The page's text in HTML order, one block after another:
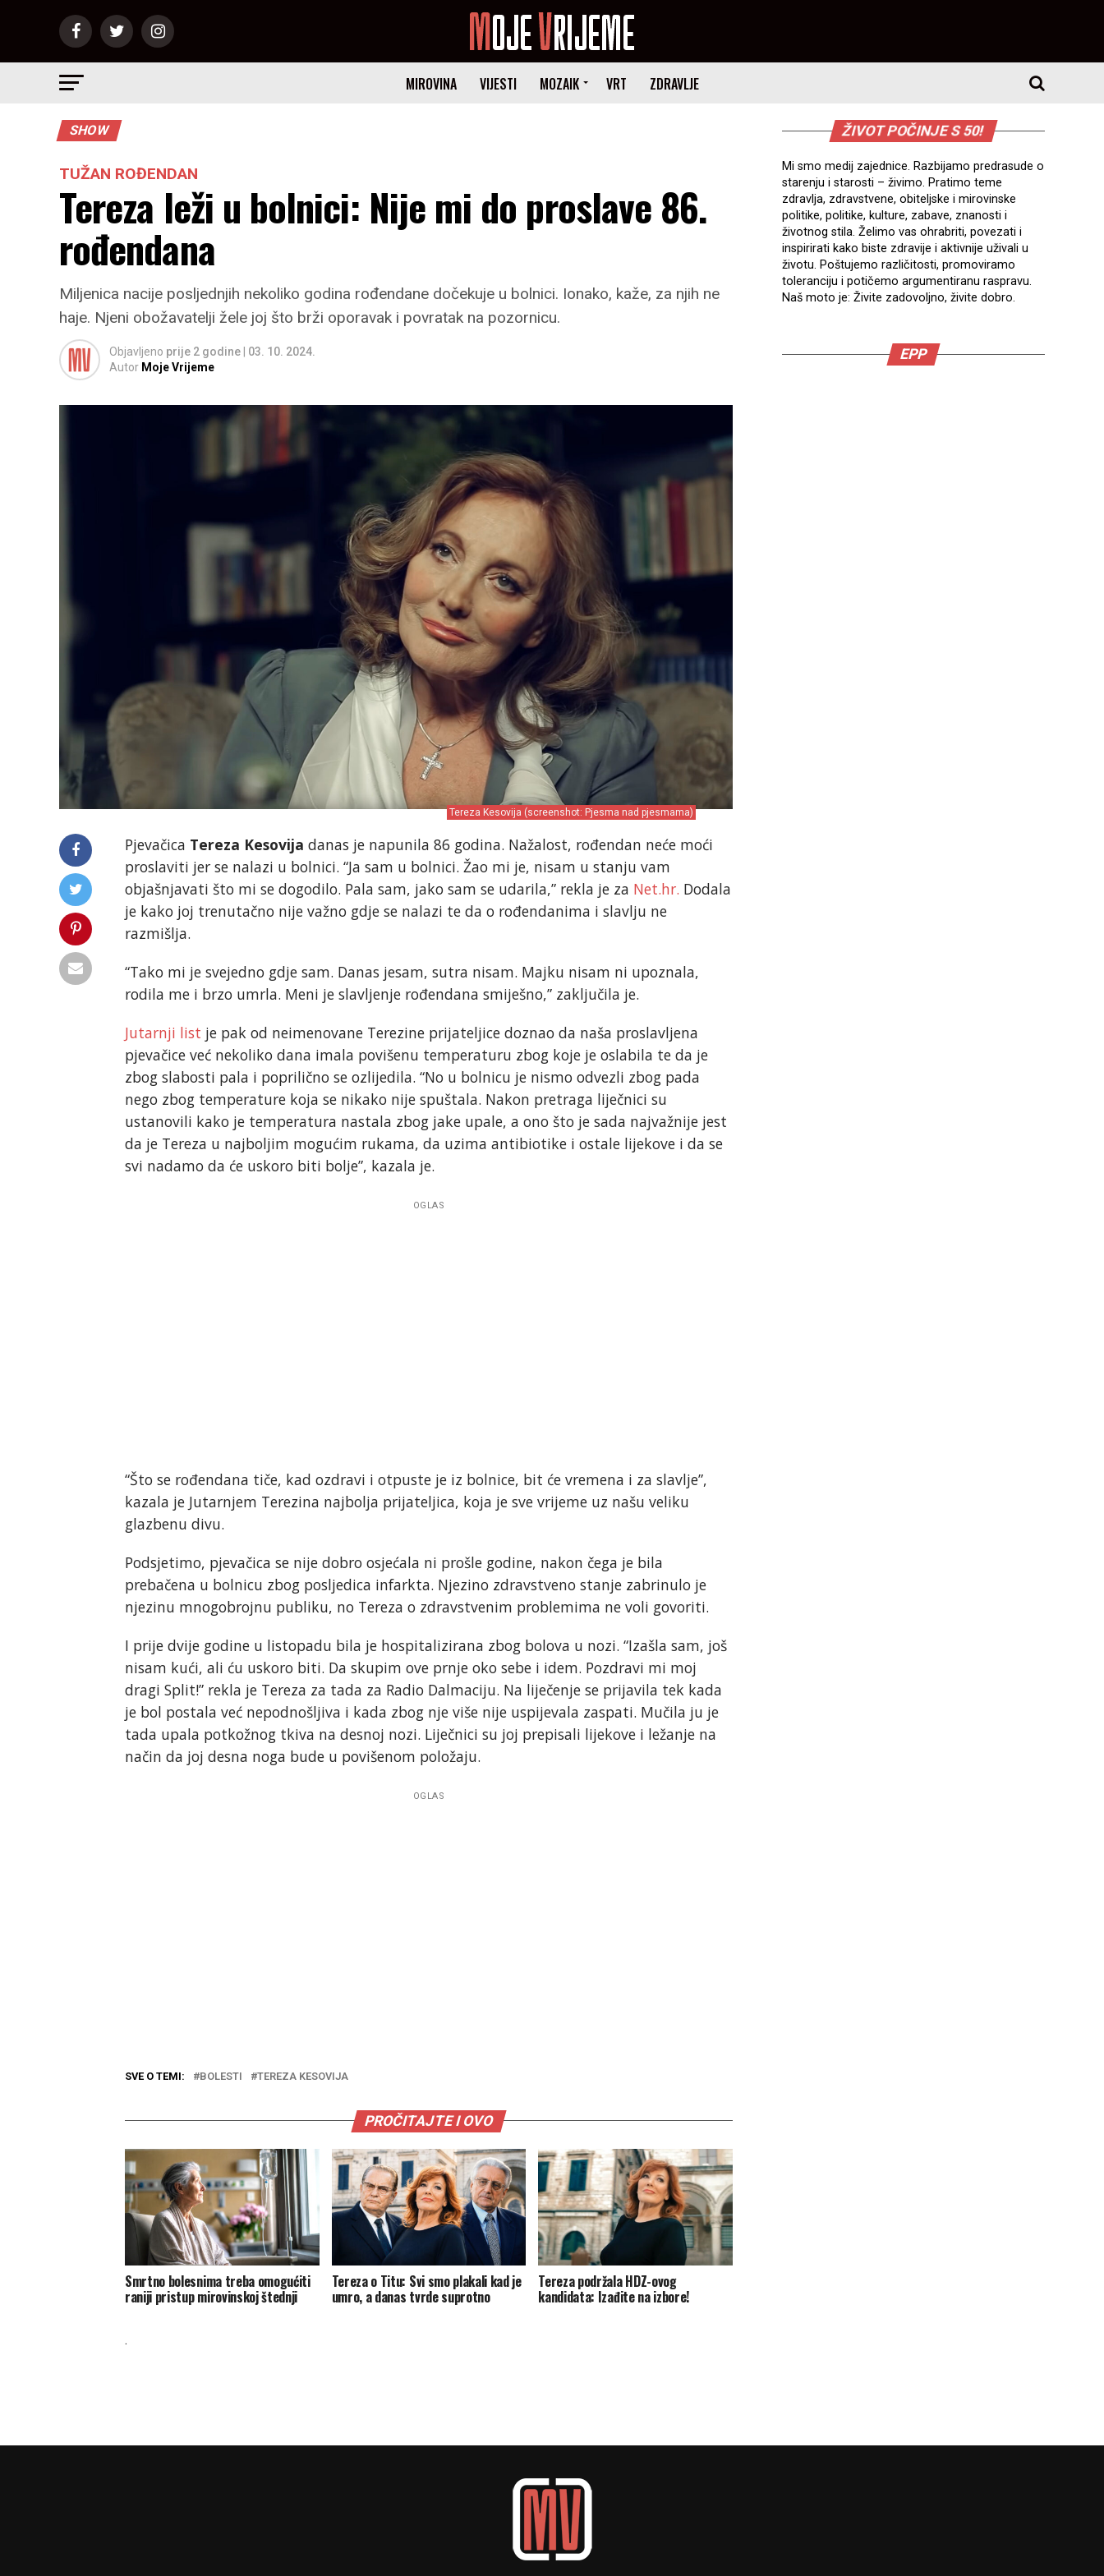
MIROVINA VIJESTI MOZAIK VRT ZDRAVLJE
SHOW
TUŽAN ROĐENDAN
Tereza leži u bolnici: Nije mi do proslave 86.
rođendana
Miljenica nacije posljednjih nekoliko godina rođendane dočekuje u bolnici. Ionako, kaže, za njih ne
haje. Njeni obožavatelji žele joj što brži oporavak i povratak na pozornicu.
Objavljeno prije 2 godine
03. 10. 2024.
Autor Moje Vrijeme
Tereza Kesovija (screenshot: Pjesma nad pjesmama)
Pjevačica Tereza Kesovija danas je napunila 86 godina. Nažalost, rođendan neće moći
proslaviti jer se nalazi u bolnici. “Ja sam u bolnici. Žao mi je, nisam u stanju vam
objašnjavati što mi se dogodilo. Pala sam, jako sam se udarila,” rekla je za Net.hr. Dodala
je kako joj trenutačno nije važno gdje se nalazi te da o rođendanima i slavlju ne
razmišlja.
“Tako mi je svejedno gdje sam. Danas jesam, sutra nisam. Majku nisam ni upoznala,
rodila me i brzo umrla. Meni je slavljenje rođendana smiješno,” zaključila je.
Jutarnji list je pak od neimenovane Terezine prijateljice doznao da naša proslavljena
pjevačice već nekoliko dana imala povišenu temperaturu zbog koje je oslabila te da je
zbog slabosti pala i poprilično se ozlijedila. “No u bolnicu je nismo odvezli zbog pada
nego zbog temperature koja se nikako nije spuštala. Nakon pretraga liječnici su
ustanovili kako je temperatura nastala zbog jake upale, a ono što je sada najvažnije jest
da je Tereza u najboljim mogućim rukama, da uzima antibiotike i ostale lijekove i da se
svi nadamo da će uskoro biti bolje”, kazala je.
OGLAS
“Što se rođendana tiče, kad ozdravi i otpuste je iz bolnice, bit će vremena i za slavlje”,
kazala je Jutarnjem Terezina najbolja prijateljica, koja je sve vrijeme uz našu veliku
glazbenu divu.
Podsjetimo, pjevačica se nije dobro osjećala ni prošle godine, nakon čega je bila
prebačena u bolnicu zbog posljedica infarkta. Njezino zdravstveno stanje zabrinulo je
njezinu mnogobrojnu publiku, no Tereza o zdravstvenim problemima ne voli govoriti.
I prije dvije godine u listopadu bila je hospitalizirana zbog bolova u nozi. “Izašla sam, još
nisam kući, ali ću uskoro biti. Da skupim ove prnje oko sebe i idem. Pozdravi mi moj
dragi Split!” rekla je Tereza za tada za Radio Dalmaciju. Na liječenje se prijavila tek kada
je bol postala već nepodnošljiva i kada zbog nje više nije uspijevala zaspati. Mučila ju je
tada upala potkožnog tkiva na desnoj nozi. Liječnici su joj prepisali lijekove i ležanje na
način da joj desna noga bude u povišenom položaju.
OGLAS
SVE O TEMI: BOLESTI TEREZA KESOVIJA
PROČITAJTE I OVO
Smrtno bolesnima treba omogućiti
raniji pristup mirovinskoj štednji
Tereza o Titu: Svi smo plakali kad je
umro, a danas tvrde suprotno
Tereza podržala HDZ-ovog
kandidata: Izađite na izbore!
.
ŽIVOT POČINJE S 50!
Mi smo medij zajednice. Razbijamo predrasude o
starenju i starosti – živimo. Pratimo teme
zdravlja, zdravstvene, obiteljske i mirovinske
politike, politike, kulture, zabave, znanosti i
životnog stila. Želimo vas ohrabriti, povezati i
inspirirati kako biste zdravije i aktivnije uživali u
životu. Poštujemo različitosti, promoviramo
toleranciju i potičemo argumentiranu raspravu.
Naš moto je: Živite zadovoljno, živite dobro.
EPP